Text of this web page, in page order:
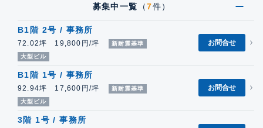
募集中一覧 （7件）
B1階 2号 / 事務所
72.02坪 19,800円/坪
新耐震基準
大型ビル
お問合せ
B1階 1号 / 事務所
92.94坪 17,600円/坪
新耐震基準
大型ビル
お問合せ
3階 1号 / 事務所